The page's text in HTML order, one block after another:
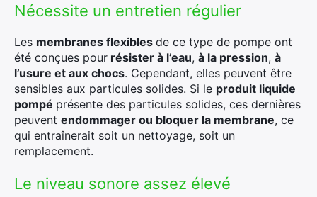
Nécessite un entretien régulier
Les membranes flexibles de ce type de pompe ont
été conçues pour résister à l’eau, à la pression, à
l’usure et aux chocs. Cependant, elles peuvent être
sensibles aux particules solides. Si le produit liquide
pompé présente des particules solides, ces dernières
peuvent endommager ou bloquer la membrane, ce
qui entraînerait soit un nettoyage, soit un
remplacement.
Le niveau sonore assez élevé